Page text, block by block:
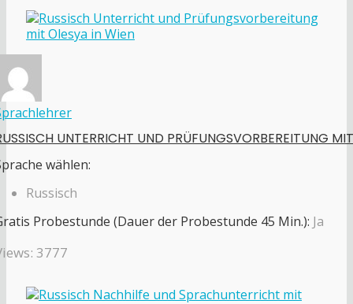
UNTERRICHT UND PRÜFUNGSVORBEREITUNG MIT
wählen:
Russisch
Probestunde (Dauer der Probestunde 45 Min.): Ja
3777